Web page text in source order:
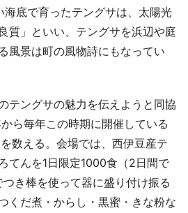
海底で育ったテングサは、太陽光
質」といい、テングサを浜辺や庭
風景は町の風物詩にもなってい
テングサの魅力を伝えようと同協
ら毎年この時期に開催している
数える。会場では、西伊豆産テ
てんを1日限定1000食（2日間で
き棒を使って器に盛り付け振る
くだ煮・からし・黒蜜・きな粉な